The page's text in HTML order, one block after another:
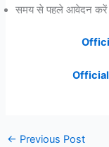
समय से पहले आवेदन
← Previous Post